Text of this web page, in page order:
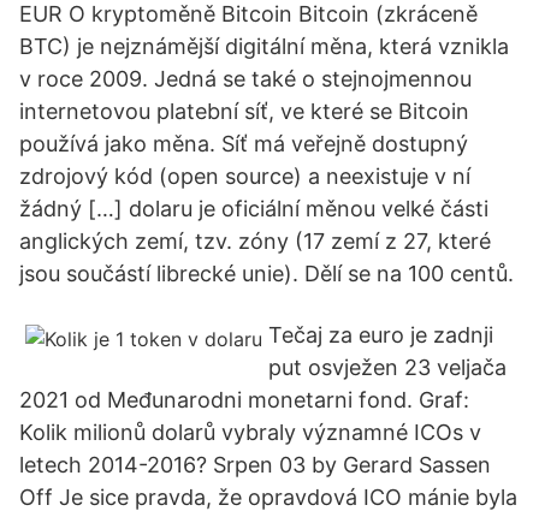
EUR O kryptoměně Bitcoin Bitcoin (zkráceně
BTC) je nejznámější digitální měna, která vznikla
v roce 2009. Jedná se také o stejnojmennou
internetovou platební síť, ve které se Bitcoin
používá jako měna. Síť má veřejně dostupný
zdrojový kód (open source) a neexistuje v ní
žádný […] dolaru je oficiální měnou velké části
anglických zemí, tzv. zóny (17 zemí z 27, které
jsou součástí librecké unie). Dělí se na 100 centů.
Tečaj za euro je zadnji
put osvježen 23 veljača
2021 od Međunarodni monetarni fond. Graf:
Kolik milionů dolarů vybraly významné ICOs v
letech 2014-2016? Srpen 03 by Gerard Sassen
Off Je sice pravda, že opravdová ICO mánie byla